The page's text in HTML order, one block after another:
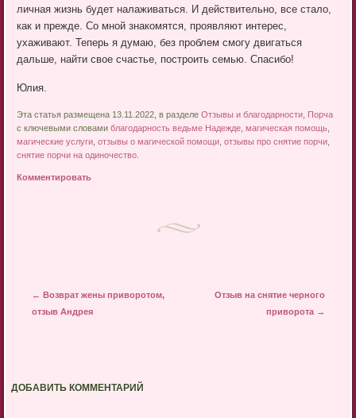
личная жизнь будет налаживаться. И действительно, все стало,
как и прежде. Со мной знакомятся, проявляют интерес,
ухаживают. Теперь я думаю, без проблем смогу двигаться
дальше, найти свое счастье, построить семью. Спасибо!
Юлия.
Эта статья размещена 13.11.2022, в разделеОтзывы и благодарности
Порча
с ключевыми словамиблагодарность ведьме Надежде ,магическая помощь
магические услуги ,отзывы о магической помощи ,отзывы про снятие порчи
снятие порчи на одиночество
Комментировать
Post navigation
← Возврат жены приворотом,
отзыв Андрея
Отзыв на снятие черного
приворота →
ДОБАВИТЬ КОММЕНТАРИЙ